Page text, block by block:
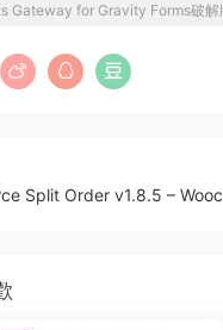
Gateway for Gravity Forms破解
Split Order v1.8.5 –